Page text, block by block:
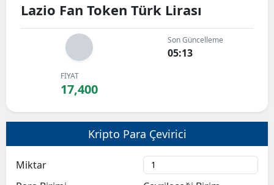
Lazio Fan Token Türk Lirası
Son Güncelleme
05:13
FİYAT
17,400
Kripto Para Çevirici
Miktar